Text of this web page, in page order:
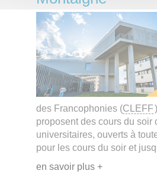
des Francophonies (CLEFF
proposent des cours du
universitaires, ouverts à
pour les cours du soir et
en savoir plus +